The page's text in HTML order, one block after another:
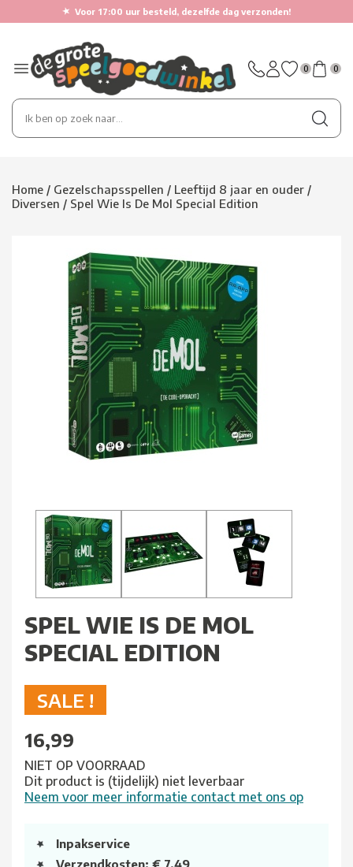
★ Voor 17:00 uur besteld, dezelfde dag verzonden!
0 0
Home / Gezelschapsspellen / Leeftijd 8 jaar en ouder /
Diversen / Spel Wie Is De Mol Special Edition
SPEL WIE IS DE MOL
SPECIAL EDITION
SALE !
16,99
NIET OP VOORRAAD
Dit product is (tijdelijk) niet leverbaar
Neem voor meer informatie contact met ons op
Inpakservice
Verzendkosten: € 7,49